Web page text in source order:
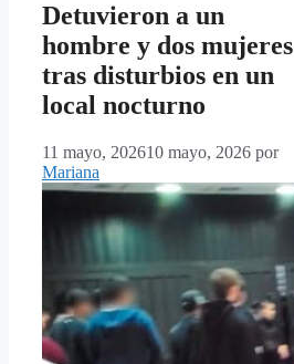
Detuvieron a un
hombre y dos mujeres
tras disturbios en un
local nocturno
11 mayo, 202610 mayo, 2026 por
Mariana